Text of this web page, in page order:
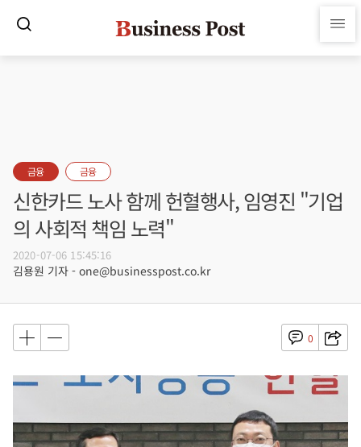
금융 금융
신한카드 노사 함께 헌혈행사, 임영진 "기업
의 사회적 책임 노력"
2020-07-06 15:45:16
김용원 기자 - one@businesspost.co.kr
0